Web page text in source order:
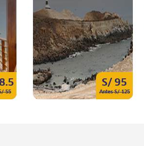
55
S/ 95
Antes S/ 125